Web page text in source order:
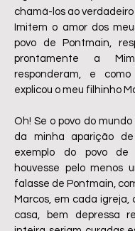
chamá-los ao verdadeiro
Imitem o amor dos
povo de Pontmain,
prontamente a
responderam, e
explicou o meu filhinho
Oh! Se o povo do
da minha aparição
exemplo do povo de
houvesse pelo menos
falasse de Pontmain,
Marcos, em cada igreja,
casa, bem depressa